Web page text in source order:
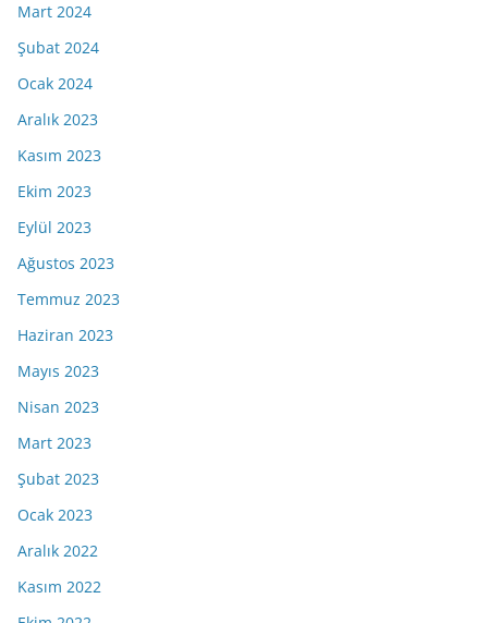
Mart 2024
Şubat 2024
Ocak 2024
Aralık 2023
Kasım 2023
Ekim 2023
Eylül 2023
Ağustos 2023
Temmuz 2023
Haziran 2023
Mayıs 2023
Nisan 2023
Mart 2023
Şubat 2023
Ocak 2023
Aralık 2022
Kasım 2022